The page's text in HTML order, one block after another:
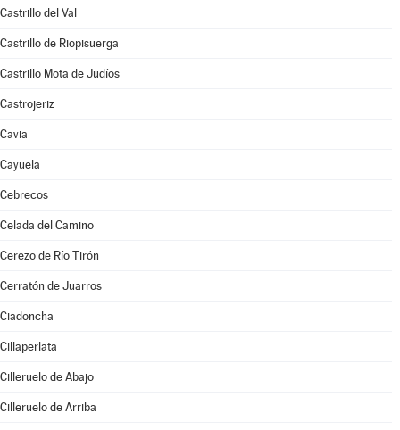
Castrillo del Val
Castrillo de Riopisuerga
Castrillo Mota de Judíos
Castrojeriz
Cavia
Cayuela
Cebrecos
Celada del Camino
Cerezo de Río Tirón
Cerratón de Juarros
Ciadoncha
Cillaperlata
Cilleruelo de Abajo
Cilleruelo de Arriba